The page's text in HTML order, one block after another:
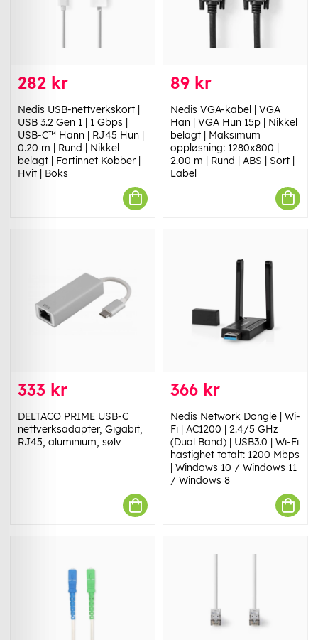
282 kr
Nedis USB-nettverkskort |
USB 3.2 Gen 1 | 1 Gbps |
USB-C™ Hann | RJ45 Hun |
0.20 m | Rund | Nikkel
belagt | Fortinnet Kobber |
Hvit | Boks
89 kr
Nedis VGA-kabel | VGA
Han | VGA Hun 15p | Nikkel
belagt | Maksimum
oppløsning: 1280x800 |
2.00 m | Rund | ABS | Sort |
Label
333 kr
DELTACO PRIME USB-C
nettverksadapter, Gigabit,
RJ45, aluminium, sølv
366 kr
Nedis Network Dongle | Wi-
Fi | AC1200 | 2.4/5 GHz
(Dual Band) | USB3.0 | Wi-Fi
hastighet totalt: 1200 Mbps
| Windows 10 / Windows 11
/ Windows 8